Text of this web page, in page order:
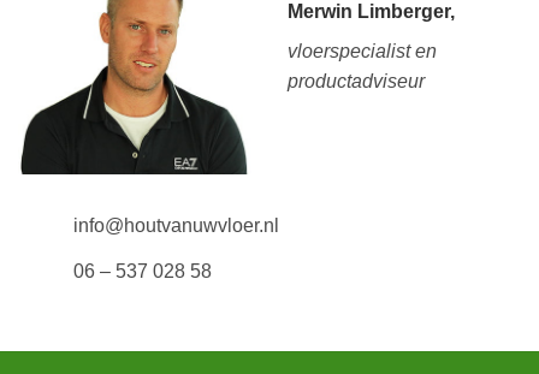
Merwin Limberger,
vloerspecialist en
productadviseur
info@houtvanuwvloer.nl
06 – 537 028 58